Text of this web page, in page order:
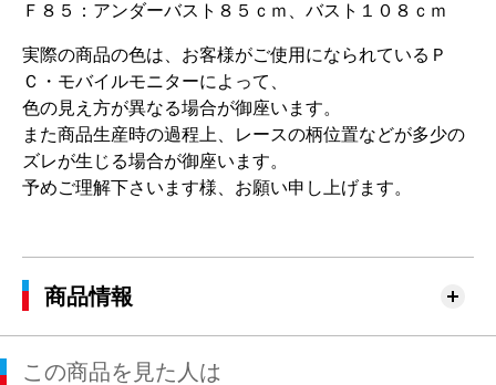
Ｆ８５：アンダーバスト８５ｃｍ、バスト１０８ｃｍ
実際の商品の色は、お客様がご使用になられているＰ
Ｃ・モバイルモニターによって、
色の見え方が異なる場合が御座います。
また商品生産時の過程上、レースの柄位置などが多少の
ズレが生じる場合が御座います。
予めご理解下さいます様、お願い申し上げます。
商品情報
この商品を見た人は